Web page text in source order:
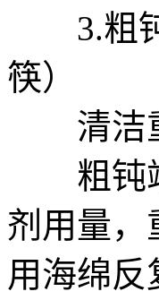
3.粗钝
筷）
清洁重
粗钝端
剂用量，
用海绵反